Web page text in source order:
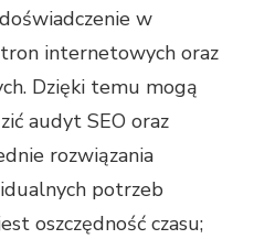
w
internetowych oraz
Dzięki temu mogą
audyt SEO oraz
rozwiązania
potrzeb
oszczędność czasu;